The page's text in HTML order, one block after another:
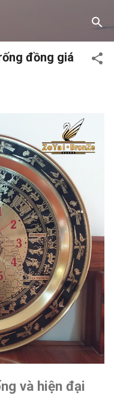
chính
đồng giá
và hiện đại